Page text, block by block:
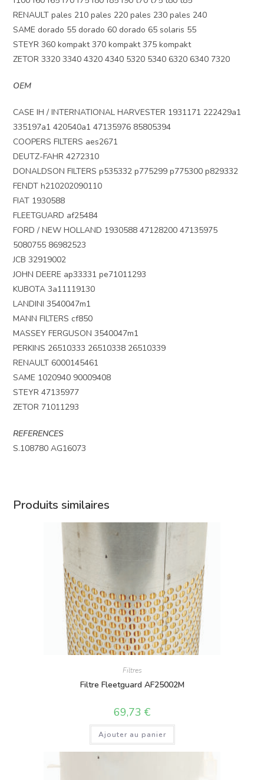
RENAULT pales 210 pales 220 pales 230 pales 240
SAME dorado 55 dorado 60 dorado 65 solaris 55
STEYR 360 kompakt 370 kompakt 375 kompakt
ZETOR 3320 3340 4320 4340 5320 5340 6320 6340 7320
OEM
CASE IH / INTERNATIONAL HARVESTER 1931171 222429a1
335197a1 420540a1 47135976 85805394
COOPERS FILTERS aes2671
DEUTZ-FAHR 4272310
DONALDSON FILTERS p535332 p775299 p775300 p829332
FENDT h210202090110
FIAT 1930588
FLEETGUARD af25484
FORD / NEW HOLLAND 1930588 47128200 47135975
5080755 86982523
JCB 32919002
JOHN DEERE ap33331 pe71011293
KUBOTA 3a11119130
LANDINI 3540047m1
MANN FILTERS cf850
MASSEY FERGUSON 3540047m1
PERKINS 26510333 26510338 26510339
RENAULT 6000145461
SAME 1020940 90009408
STEYR 47135977
ZETOR 71011293
REFERENCES
S.108780 AG16073
Produits similaires
Filtres
Filtre Fleetguard AF25002M
69,73 €
Ajouter au panier